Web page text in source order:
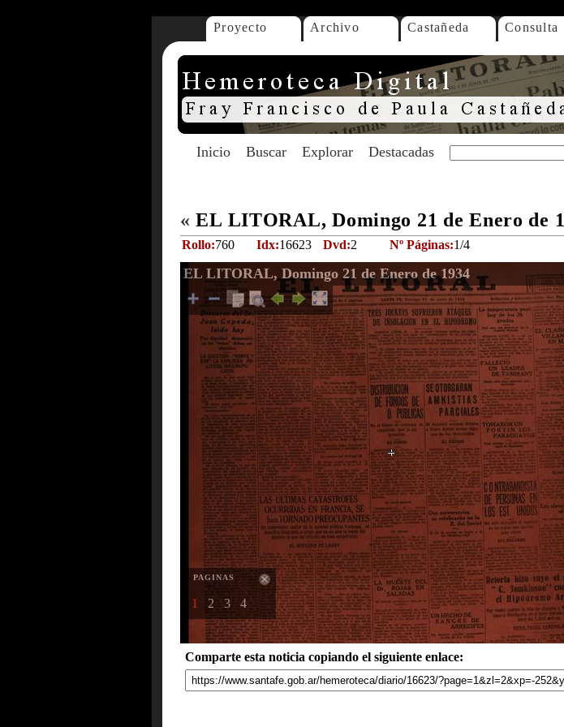
Proyecto Archivo Castañeda Consulta
Inicio Buscar Explorar Destacadas
« EL LITORAL, Domingo 21 de Enero de
Rollo:760 Idx:16623 Dvd:2 Nº Páginas:1/4
EL LITORAL, Domingo 21 de Enero de 1934
PAGINAS
1 2 3 4
Comparte esta noticia copiando el siguiente enlace: